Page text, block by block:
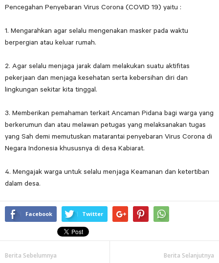
Pencegahan Penyebaran Virus Corona (COVID 19) yaitu :
1. Mengarahkan agar selalu mengenakan masker pada waktu
berpergian atau keluar rumah.
2. Agar selalu menjaga jarak dalam melakukan suatu aktifitas
pekerjaan dan menjaga kesehatan serta kebersihan diri dan
lingkungan sekitar kita tinggal.
3. Memberikan pemahaman terkait Ancaman Pidana bagi warga yang
berkerumun dan atau melawan petugas yang melaksanakan tugas
yang Sah demi memutuskan matarantai penyebaran Virus Corona di
Negara Indonesia khususnya di desa Kabiarat.
4. Mengajak warga untuk selalu menjaga Keamanan dan ketertiban
dalam desa.
Facebook Twitter
Berita Sebelumnya Berita Selanjutnya